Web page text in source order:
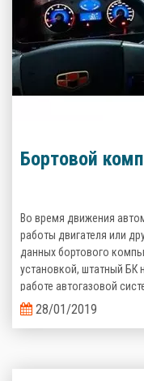
Бортовой
Во время движения
работы двигателя или
данных бортового
установкой, штатный
работе автогазовой
газобаллонного
варианты.
28/01/2019